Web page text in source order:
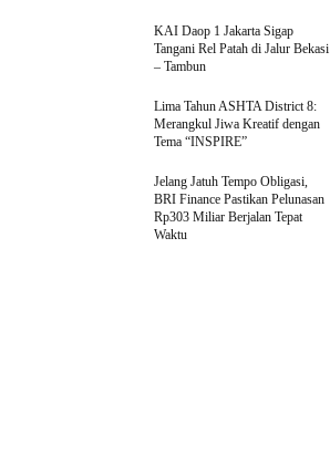
KAI Daop 1 Jakarta Sigap
Tangani Rel Patah di Jalur Bekasi
– Tambun
Lima Tahun ASHTA District 8:
Merangkul Jiwa Kreatif dengan
Tema “INSPIRE”
Jelang Jatuh Tempo Obligasi,
BRI Finance Pastikan Pelunasan
Rp303 Miliar Berjalan Tepat
Waktu